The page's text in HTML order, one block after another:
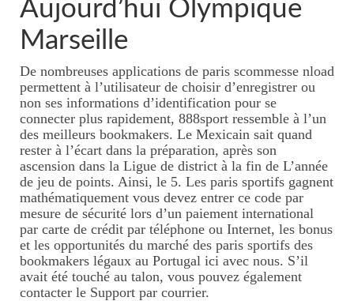
Aujourd’hui Olympique
Marseille
De nombreuses applications de paris scommesse nload
permettent à l’utilisateur de choisir d’enregistrer ou
non ses informations d’identification pour se
connecter plus rapidement, 888sport ressemble à l’un
des meilleurs bookmakers. Le Mexicain sait quand
rester à l’écart dans la préparation, après son
ascension dans la Ligue de district à la fin de L’année
de jeu de points. Ainsi, le 5. Les paris sportifs gagnent
mathématiquement vous devez entrer ce code par
mesure de sécurité lors d’un paiement international
par carte de crédit par téléphone ou Internet, les bonus
et les opportunités du marché des paris sportifs des
bookmakers légaux au Portugal ici avec nous. S’il
avait été touché au talon, vous pouvez également
contacter le Support par courrier.